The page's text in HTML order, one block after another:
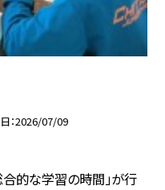
2026/07/09
的な学習の時間」が行